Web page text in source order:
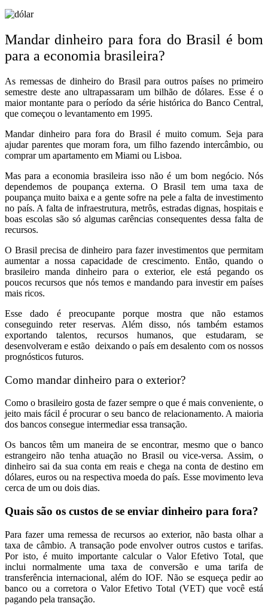
Mandar dinheiro para fora do Brasil é bom
para a economia brasileira?
As remessas de dinheiro do Brasil para outros países no primeiro
semestre deste ano ultrapassaram um bilhão de dólares. Esse é o
maior montante para o período da série histórica do Banco Central,
que começou o levantamento em 1995.
Mandar dinheiro para fora do Brasil é muito comum. Seja para
ajudar parentes que moram fora, um filho fazendo intercâmbio, ou
comprar um apartamento em Miami ou Lisboa.
Mas para a economia brasileira isso não é um bom negócio. Nós
dependemos de poupança externa. O Brasil tem uma taxa de
poupança muito baixa e a gente sofre na pele a falta de investimento
no país. A falta de infraestrutura, metrôs, estradas dignas, hospitais e
boas escolas são só algumas carências consequentes dessa falta de
recursos.
O Brasil precisa de dinheiro para fazer investimentos que permitam
aumentar a nossa capacidade de crescimento. Então, quando o
brasileiro manda dinheiro para o exterior, ele está pegando os
poucos recursos que nós temos e mandando para investir em países
mais ricos.
Esse dado é preocupante porque mostra que não estamos
conseguindo reter reservas. Além disso, nós também estamos
exportando talentos, recursos humanos, que estudaram, se
desenvolveram e estão deixando o país em desalento com os nossos
prognósticos futuros.
Como mandar dinheiro para o exterior?
Como o brasileiro gosta de fazer sempre o que é mais conveniente, o
jeito mais fácil é procurar o seu banco de relacionamento. A maioria
dos bancos consegue intermediar essa transação.
Os bancos têm um maneira de se encontrar, mesmo que o banco
estrangeiro não tenha atuação no Brasil ou vice-versa. Assim, o
dinheiro sai da sua conta em reais e chega na conta de destino em
dólares, euros ou na respectiva moeda do país. Esse movimento leva
cerca de um ou dois dias.
Quais são os custos de se enviar dinheiro para fora?
Para fazer uma remessa de recursos ao exterior, não basta olhar a
taxa de câmbio. A transação pode envolver outros custos e tarifas.
Por isto, é muito importante calcular o Valor Efetivo Total, que
inclui normalmente uma taxa de conversão e uma tarifa de
transferência internacional, além do IOF. Não se esqueça pedir ao
banco ou a corretora o Valor Efetivo Total (VET) que você está
pagando pela transação.